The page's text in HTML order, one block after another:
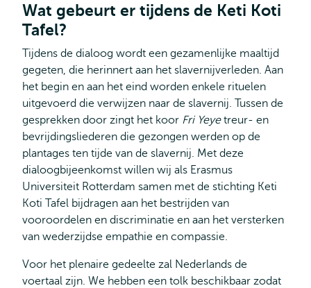
Wat gebeurt er tijdens de Keti Koti
Tafel?
Tijdens de dialoog wordt een gezamenlijke maaltijd
gegeten, die herinnert aan het slavernijverleden. Aan
het begin en aan het eind worden enkele rituelen
uitgevoerd die verwijzen naar de slavernij. Tussen de
gesprekken door zingt het koor Fri Yeyetreur- en
bevrijdingsliederen die gezongen werden op de
plantages ten tijde van de slavernij. Met deze
dialoogbijeenkomst willen wij als Erasmus
Universiteit Rotterdam samen met de stichting Keti
Koti Tafel bijdragen aan het bestrijden van
vooroordelen en discriminatie en aan het versterken
van wederzijdse empathie en compassie.
Voor het plenaire gedeelte zal Nederlands de
voertaal zijn. We hebben een tolk beschikbaar zodat